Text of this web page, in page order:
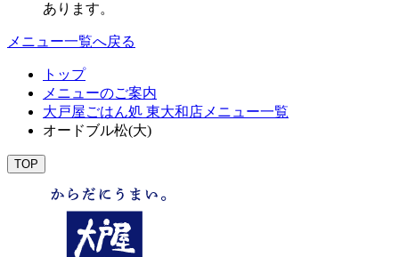
あります。
メニュー一覧へ戻る
トップ
メニューのご案内
大戸屋ごはん処 東大和店メニュー一覧
オードブル松(大)
TOP